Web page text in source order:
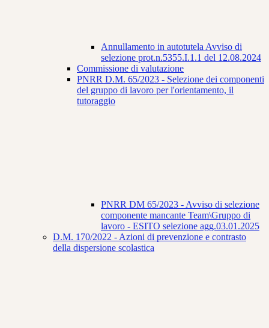
Annullamento in autotutela Avviso di
selezione prot.n.5355.I.1.1 del 12.08.2024
Commissione di valutazione
PNRR D.M. 65/2023 - Selezione dei componenti
del gruppo di lavoro per l'orientamento, il
tutoraggio
PNRR DM 65/2023 - Avviso di selezione
componente mancante Team\Gruppo di
lavoro - ESITO selezione agg.03.01.2025
D.M. 170/2022 - Azioni di prevenzione e contrasto
della dispersione scolastica